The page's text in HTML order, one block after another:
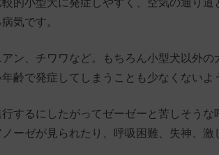
気です。
ン、チワワなど。もちろん小型犬以外の
齢で発症してしまうことも少なくないよ
するにしたがってゼーゼーと苦しそうな
ーゼが見られたり、呼吸困難、失神、激